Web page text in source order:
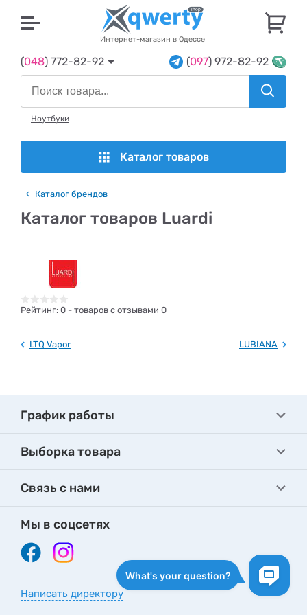
Интернет-магазин в Одессе
(048) 772-82-92 (097) 972-82-92
Ноутбуки
Каталог товаров
Каталог брендов
Каталог товаров Luardi
Рейтинг: 0 - товаров с отзывами 0
LTQ Vapor LUBIANA
График работы
Выборка товара
Связь с нами
Мы в соцсетях
Написать директору